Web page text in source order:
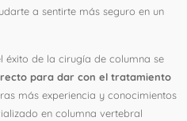
a sentirte más seguro en un
éxito de la cirugía de columna se
para dar con el tratamiento
más experiencia y conocimientos
en columna vertebral